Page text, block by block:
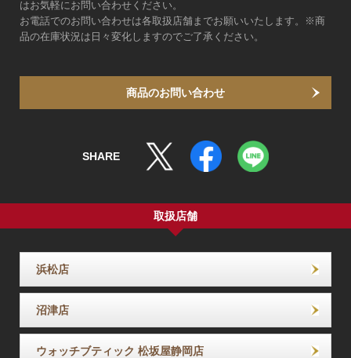
はお気軽にお問い合わせください。
お電話でのお問い合わせは各取扱店舗までお願いいたします。※商
品の在庫状況は日々変化しますのでご了承ください。
商品のお問い合わせ
SHARE
取扱店舗
浜松店
沼津店
ウォッチブティック 松坂屋静岡店